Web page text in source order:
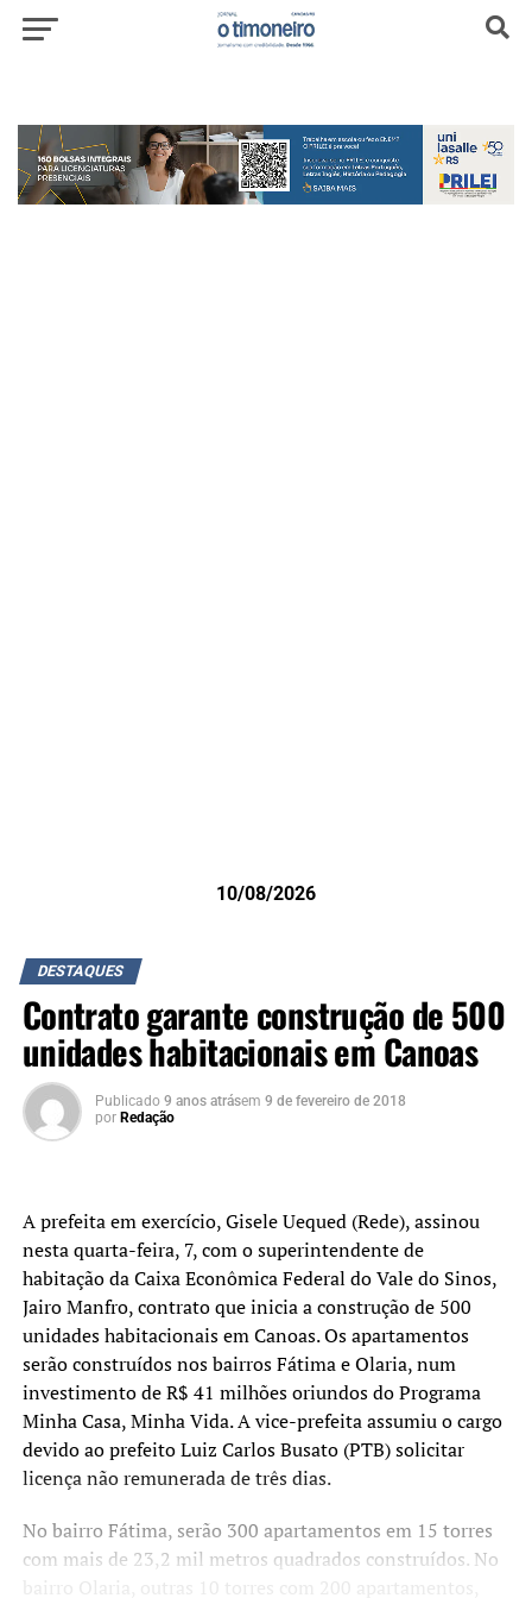
10/08/2026
DESTAQUES
Contrato garante construção de 500
unidades habitacionais em Canoas
Publicado 9 anos atrásem 9 de fevereiro de 2018
por Redação
A prefeita em exercício, Gisele Uequed (Rede), assinou
nesta quarta-feira, 7, com o superintendente de
habitação da Caixa Econômica Federal do Vale do Sinos,
Jairo Manfro, contrato que inicia a construção de 500
unidades habitacionais em Canoas. Os apartamentos
serão construídos nos bairros Fátima e Olaria, num
investimento de R$ 41 milhões oriundos do Programa
Minha Casa, Minha Vida. A vice-prefeita assumiu o cargo
devido ao prefeito Luiz Carlos Busato (PTB) solicitar
licença não remunerada de três dias.
No bairro Fátima, serão 300 apartamentos em 15 torres
com mais de 23,2 mil metros quadrados construídos. No